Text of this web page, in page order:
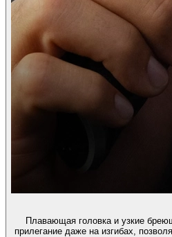
Плавающая головка и узкие
прилегание даже на изгибах,